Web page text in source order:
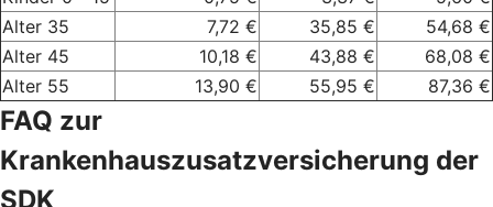
Alter 35
7,72 € 35,85 €
54,68 €
Alter 45
10,18 € 43,88 €
68,08 €
Alter 55
13,90 € 55,95 € 87,36 €
FAQ zur
Krankenhauszusatzversicherung der
SDK